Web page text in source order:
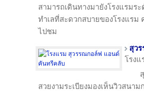
สามารถเดินทางมายังโรงแรมร
ทำเลที่สะดวกสบายของโรงแร
ไปชม
สุว
โรง
สวยงามระเบียงมองเห็นวิวสนา